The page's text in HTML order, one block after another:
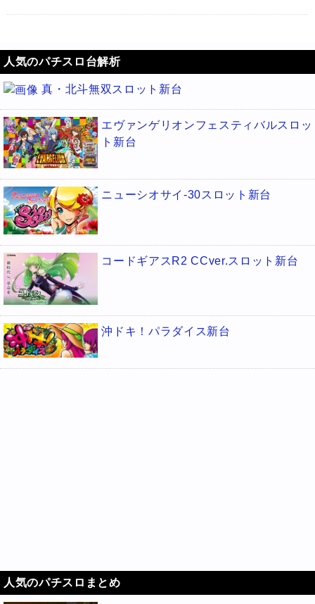
人気のパチスロ台解析
真・北斗無双スロット新台
エヴァンゲリオンフェスティバルスロッ
ト新台
ニューシオサイ-30スロット新台
コードギアスR2 CCver.スロット新台
沖ドキ！パラダイス新台
人気のパチスロまとめ